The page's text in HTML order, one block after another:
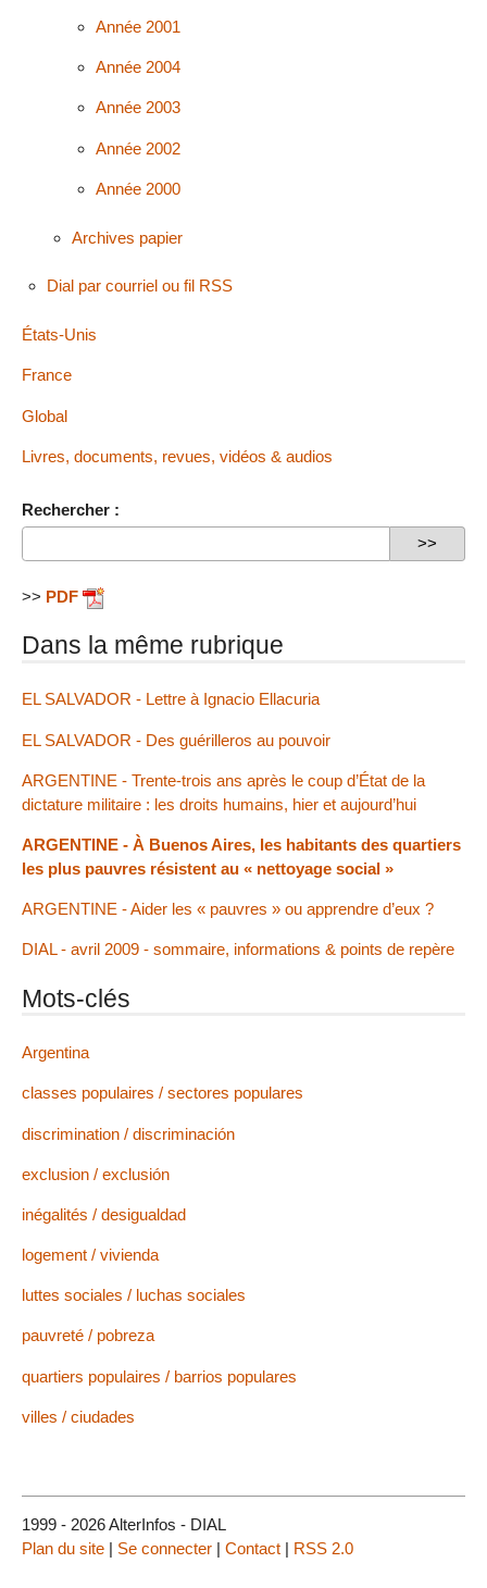
Année 2001
Année 2004
Année 2003
Année 2002
Année 2000
Archives papier
Dial par courriel ou fil RSS
États-Unis
France
Global
Livres, documents, revues, vidéos & audios
Rechercher :
>> PDF
Dans la même rubrique
EL SALVADOR - Lettre à Ignacio Ellacuria
EL SALVADOR - Des guérilleros au pouvoir
ARGENTINE - Trente-trois ans après le coup d’État de la
dictature militaire : les droits humains, hier et aujourd’hui
ARGENTINE - À Buenos Aires, les habitants des quartiers
les plus pauvres résistent au « nettoyage social »
ARGENTINE - Aider les « pauvres » ou apprendre d’eux ?
DIAL - avril 2009 - sommaire, informations & points de repère
Mots-clés
Argentina
classes populaires / sectores populares
discrimination / discriminación
exclusion / exclusión
inégalités / desigualdad
logement / vivienda
luttes sociales / luchas sociales
pauvreté / pobreza
quartiers populaires / barrios populares
villes / ciudades
1999 - 2026 AlterInfos - DIAL
Plan du site | Se connecter | Contact | RSS 2.0